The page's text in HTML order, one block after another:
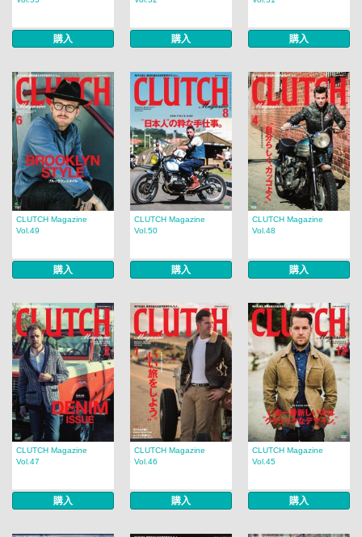
購入 購入 購入
CLUTCH Magazine
Vol.49
購入
CLUTCH Magazine
Vol.50
購入
CLUTCH Magazine
Vol.48
購入
CLUTCH Magazine
Vol.47
購入
CLUTCH Magazine
Vol.46
購入
CLUTCH Magazine
Vol.45
購入